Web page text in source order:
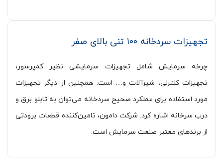
تجهیزات سردخانه ۱۰۰ تنی بالای صفر
چرخه سرمایش شامل تجهیزات سرمایشی نظیر کمپرسور،
تجهیزات کنترلی، شیرآلات و… است. همچنین از دیگر تجهیزات
مورد استفاده برای عملکرد صحیح سردخانه می‌توان به تابلو برق و
درب سرخانه اشاره کرد. شرکت دامون، تامین‌کننده قطعات برودتی
از برندهای معتبر صنعت سرمایش است.